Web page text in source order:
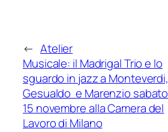
← Atelier
Musicale: il Madrigal Trio e lo
sguardo in jazz a Monteverdi,
Gesualdo e Marenzio sabato
15 novembre alla Camera del
Lavoro di Milano